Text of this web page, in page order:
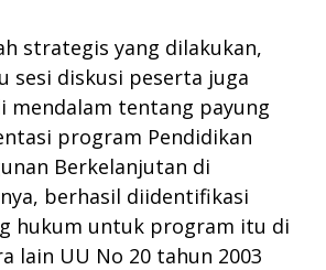
strategis yang dilakukan,
sesi diskusi peserta juga
mendalam tentang payung
program Pendidikan
Berkelanjutan di
berhasil diidentifikasi
hukum untuk program itu di
lain UU No 20 tahun 2003